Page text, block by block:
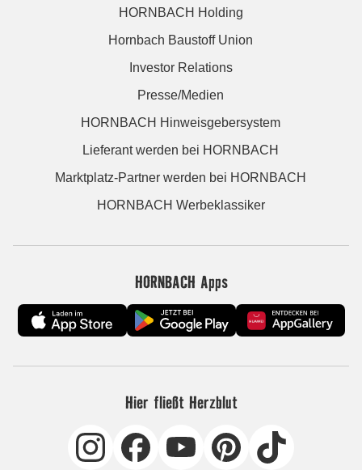
HORNBACH Holding
Hornbach Baustoff Union
Investor Relations
Presse/Medien
HORNBACH Hinweisgebersystem
Lieferant werden bei HORNBACH
Marktplatz-Partner werden bei HORNBACH
HORNBACH Werbeklassiker
HORNBACH Apps
Hier fließt Herzblut